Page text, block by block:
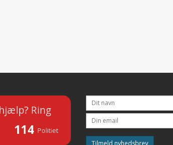
Ring
114 Politiet
Tilmeld nyhedsbrev